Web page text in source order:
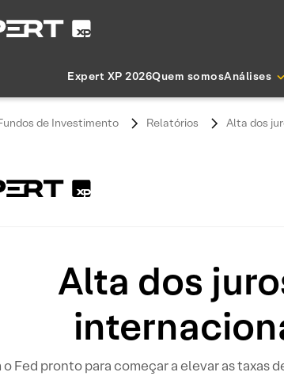
Expert XP 2026Quem somosAnálises
de Investimento Relatórios Alta dos
Alta dos
o Fed pronto para começar a elevar as taxas